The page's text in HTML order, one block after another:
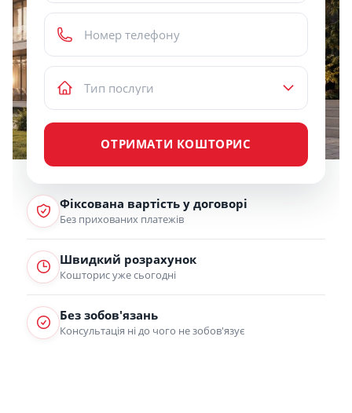
ОТРИМАТИ КОШТОРИС
Фіксована вартість у договорі
Без прихованих платежів
Швидкий розрахунок
Кошторис уже сьогодні
Без зобов'язань
Консультація ні до чого не зобов'язує